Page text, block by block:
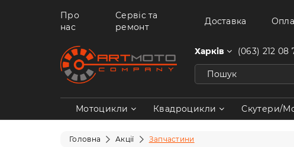
Про
нас
Сервіс та
ремонт
Доставка
Харків (063) 212 08
Мотоцикли Квадроцикли Скутери/
Головна Акції Запчастини